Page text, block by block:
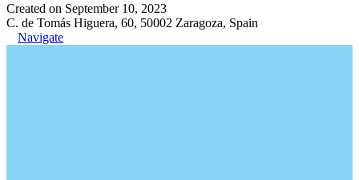
Created on September 10, 2023
C. de Tomás Higuera, 60, 50002 Zaragoza, Spain
Navigate